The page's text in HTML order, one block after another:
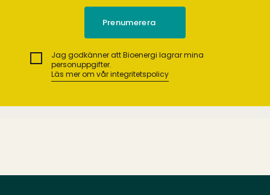
Jag godkänner att Bioenergi lagrar mina
personuppgifter.
Läs mer om vår integritetspolicy